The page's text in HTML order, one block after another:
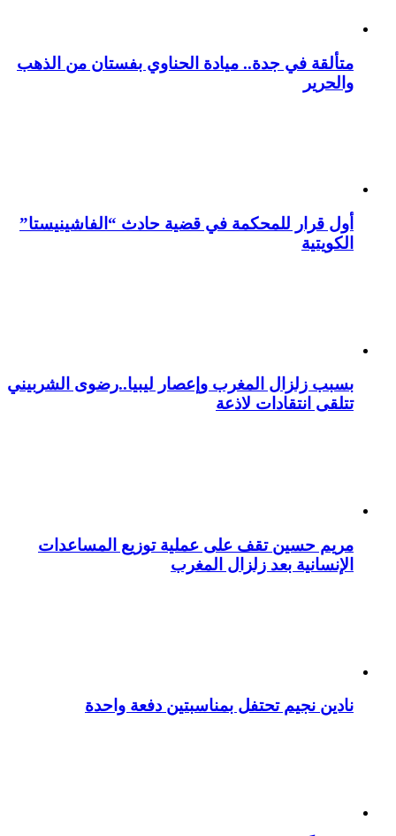
متألقة في جدة.. ميادة الحناوي بفستان من الذهب
والحرير
أول قرار للمحكمة في قضية حادث “الفاشينيستا”
الكويتية
بسبب زلزال المغرب وإعصار ليبيا..رضوى الشربيني
تتلقى انتقادات لاذعة
مريم حسين تقف على عملية توزيع المساعدات
الإنسانية بعد زلزال المغرب
نادين نجيم تحتفل بمناسبتين دفعة واحدة